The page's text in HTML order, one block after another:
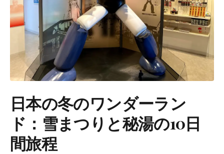
日本の冬のワンダーラン
ド：雪まつりと秘湯の10日
間旅程